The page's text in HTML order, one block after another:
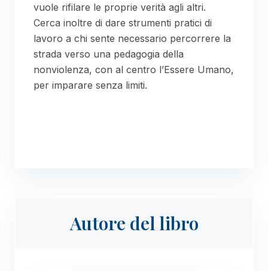
vuole rifilare le proprie verità agli altri.
Cerca inoltre di dare strumenti pratici di
lavoro a chi sente necessario percorrere la
strada verso una pedagogia della
nonviolenza, con al centro l’Essere Umano,
per imparare senza limiti.
Autore del libro